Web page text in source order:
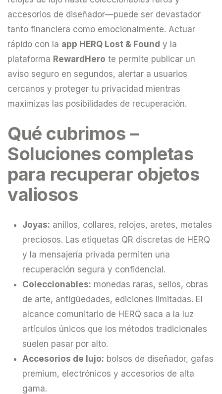
accesorios de diseñador—puede ser devastador
tanto financiera como emocionalmente. Actuar
rápido con la app HERQ Lost & Found y la
plataforma RewardHero te permite publicar un
aviso seguro en segundos, alertar a usuarios
cercanos y proteger tu privacidad mientras
maximizas las posibilidades de recuperación.
Qué cubrimos –
Soluciones completas
para recuperar objetos
valiosos
Joyas: anillos, collares, relojes, aretes, metales
preciosos. Las etiquetas QR discretas de HERQ
y la mensajería privada permiten una
recuperación segura y confidencial.
Coleccionables: monedas raras, sellos, obras
de arte, antigüedades, ediciones limitadas. El
alcance comunitario de HERQ saca a la luz
artículos únicos que los métodos tradicionales
suelen pasar por alto.
Accesorios de lujo: bolsos de diseñador, gafas
premium, electrónicos y accesorios de alta
gama.